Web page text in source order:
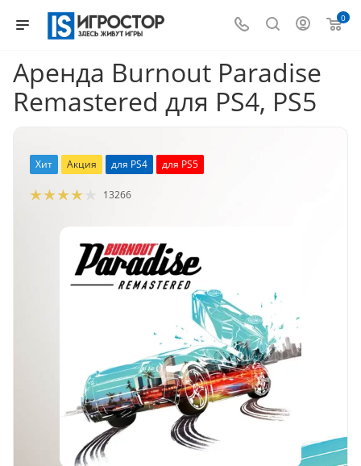
0
Аренда Burnout Paradise
Remastered для PS4, PS5
Хит Акция для PS4 для PS5
13266